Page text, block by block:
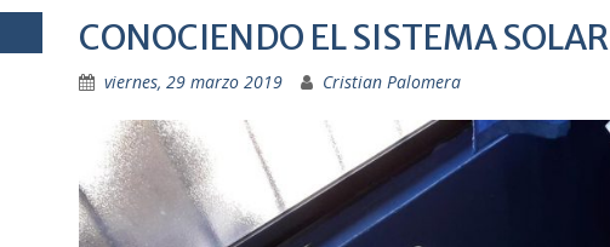
CONOCIENDO EL SISTEMA SOLAR
viernes, 29 marzo 2019 Cristian Palomera